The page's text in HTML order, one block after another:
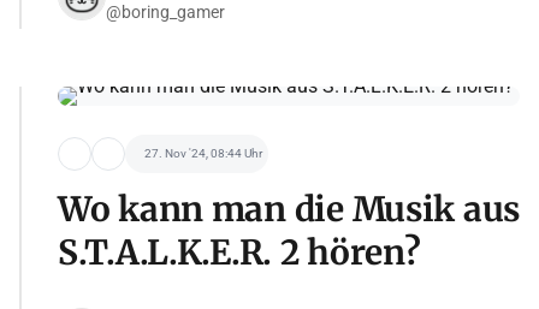
@boring_gamer
27. Nov '24, 08:44 Uhr
Wo kann man die Musik aus
S.T.A.L.K.E.R. 2 hören?